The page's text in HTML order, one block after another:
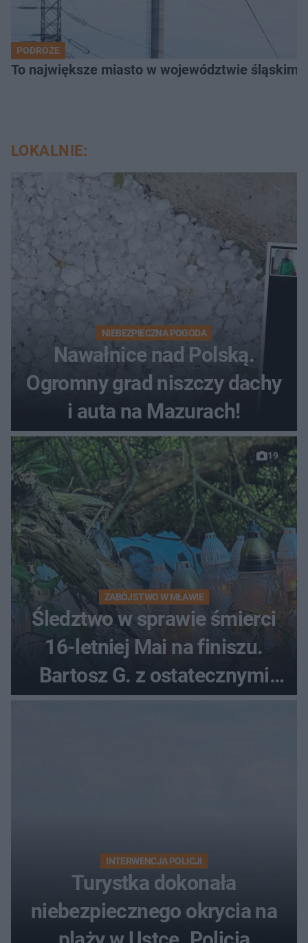
PODRÓŻE
To największe miasto w województwie
LOKALNIE:
NIEBEZPIECZNA POGODA
Nawałnice nad Polską.
Ogromny grad niszczy dachy
i auta na Mazurach!
19
ZABÓJSTWO W MŁAWIE
Śledztwo w sprawie śmierci
16-letniej Mai na finiszu.
Bartosz G. z ostatecznymi
INTERWENCJA POLICJI
Turystka dokonała
niebezpiecznego okrycia na